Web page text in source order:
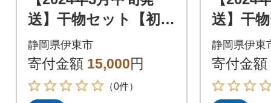
送】干物セット【初島
C】特トロあじ・中あ
じ各8枚 伊豆・伊東
の干物詰め合わせ
静岡県伊東市
寄付金額 15,000円
（0件）
送】干
C】特ト
じ各8
の干物
静岡県伊東
寄付金額